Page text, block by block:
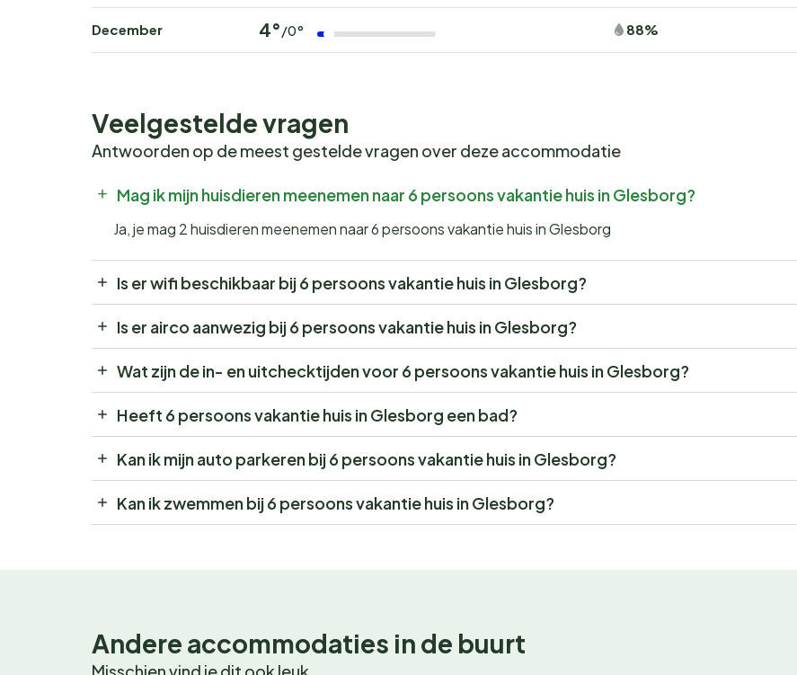
December 4° /0° 88%
Veelgestelde vragen
Antwoorden op de meest gestelde vragen over deze accommodatie
Mag ik mijn huisdieren meenemen naar 6 persoons vakantie huis in Glesborg?
Ja, je mag 2 huisdieren meenemen naar 6 persoons vakantie huis in Glesborg
Is er wifi beschikbaar bij 6 persoons vakantie huis in Glesborg?
Is er airco aanwezig bij 6 persoons vakantie huis in Glesborg?
Wat zijn de in- en uitchecktijden voor 6 persoons vakantie huis in Glesborg?
Heeft 6 persoons vakantie huis in Glesborg een bad?
Kan ik mijn auto parkeren bij 6 persoons vakantie huis in Glesborg?
Kan ik zwemmen bij 6 persoons vakantie huis in Glesborg?
Andere accommodaties in de buurt